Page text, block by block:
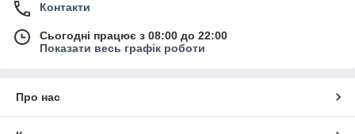
Контакти
Сьогодні працює з 08:00 до 22:00
Показати весь графік роботи
Про нас